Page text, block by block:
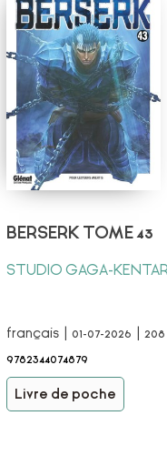
BERSERK TOME 43
STUDIO GAGA-
français | 01-07-2026 |
9782344074879
Livre de poche